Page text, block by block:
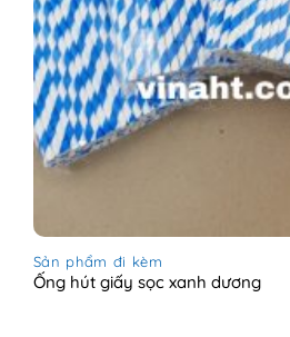
Sản phẩm đi kèm
Ống hút giấy sọc xanh dương